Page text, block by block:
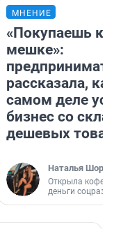
МНЕНИЕ
«Покупаешь
мешке»:
рассказала,
самом деле
бизнес со
дешевых
Наталья
Открыла
деньги